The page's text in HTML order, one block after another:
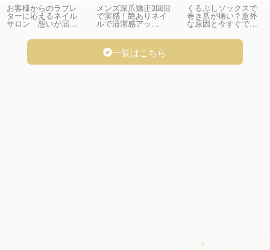
お客様からのラブレ
ターに応えるネイル
サロン 想いが届…
メンズ深爪矯正3回目
で実感！艶ありネイ
ルで清潔感アッ…
くるぶしソックスで
巻き爪が痛い？意外
な原因と今すぐで…
一覧はこちら